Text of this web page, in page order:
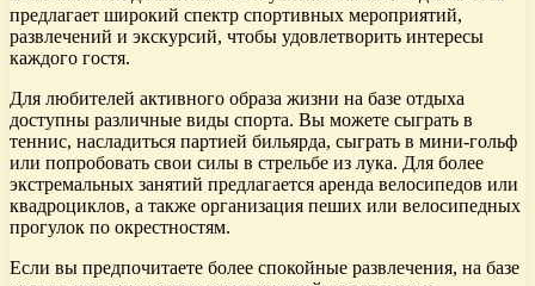
предлагает широкий спектр спортивных мероприятий,
развлечений и экскурсий, чтобы удовлетворить интересы
каждого гостя.
Для любителей активного образа жизни на базе отдыха
доступны различные виды спорта. Вы можете сыграть в
теннис, насладиться партией бильярда, сыграть в мини-гольф
или попробовать свои силы в стрельбе из лука. Для более
экстремальных занятий предлагается аренда велосипедов или
квадроциклов, а также организация пеших или велосипедных
прогулок по окрестностям.
Если вы предпочитаете более спокойные развлечения, на базе